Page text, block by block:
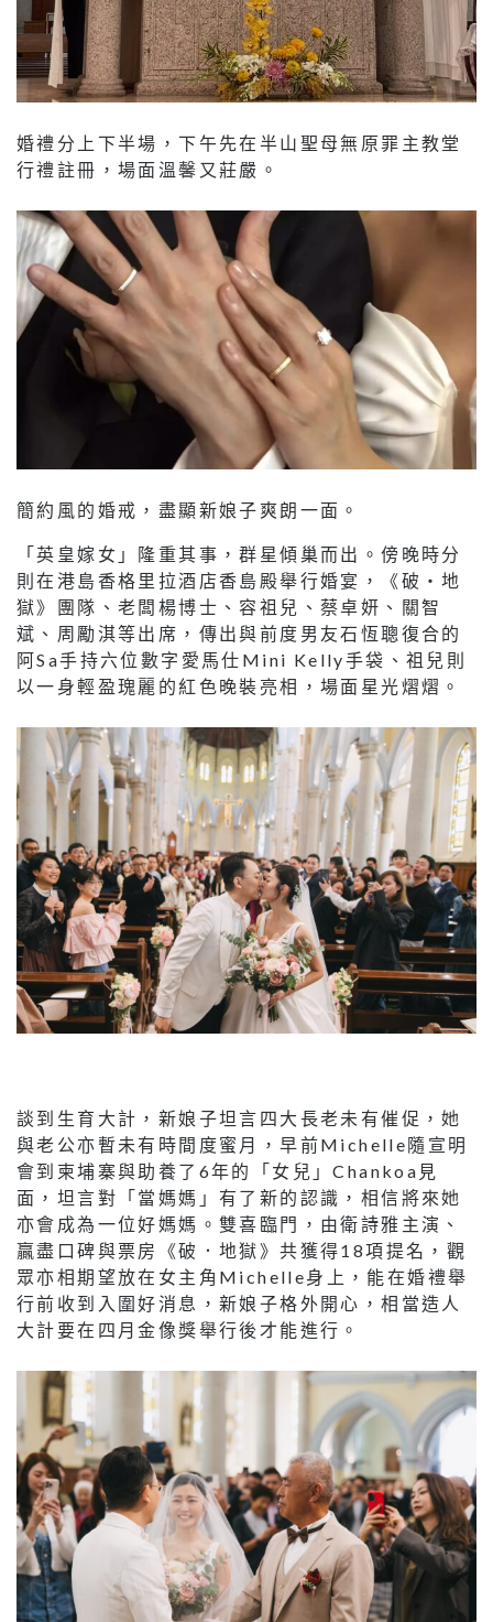
婚禮分上下半場，下午先在半山聖母無原罪主教堂
行禮註冊，場面溫馨又莊嚴。
簡約風的婚戒，盡顯新娘子爽朗一面。
「英皇嫁女」隆重其事，群星傾巢而出。傍晚時分
則在港島香格里拉酒店香島殿舉行婚宴，《破‧地
獄》團隊、老闆楊博士、容祖兒、蔡卓妍、關智
斌、周勵淇等出席，傳出與前度男友石恆聰復合的
阿Sa手持六位數字愛馬仕Mini Kelly手袋、祖兒則
以一身輕盈瑰麗的紅色晚裝亮相，場面星光熠熠。
談到生育大計，新娘子坦言四大長老未有催促，她
與老公亦暫未有時間度蜜月，早前Michelle隨宣明
會到柬埔寨與助養了6年的「女兒」Chankoa見
面，坦言對「當媽媽」有了新的認識，相信將來她
亦會成為一位好媽媽。雙喜臨門，由衛詩雅主演、
贏盡口碑與票房《破．地獄》共獲得18項提名，觀
眾亦相期望放在女主角Michelle身上，能在婚禮舉
行前收到入圍好消息，新娘子格外開心，相當造人
大計要在四月金像獎舉行後才能進行。